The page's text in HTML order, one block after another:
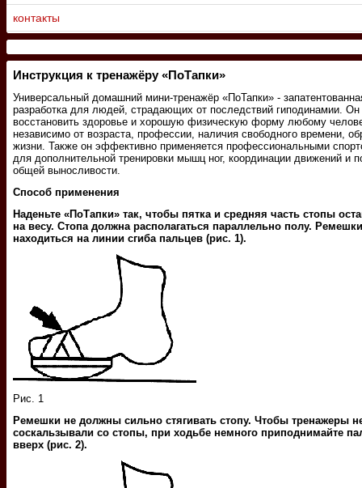
контакты
Инструкция к тренажёру «ПоТапки»
Универсальный домашний мини-тренажёр «ПоТапки» -
разработка для людей, страдающих от последствий гиподинамии. Он
восстановить здоровье и хорошую физическую форму любому
независимо от возраста, профессии, наличия свободного времени,
жизни. Также он эффективно применяется профессиональными
для дополнительной тренировки мышц ног, координации движений и
общей выносливости.
Способ применения
Наденьте «ПоТапки» так, чтобы пятка и средняя часть стопы
на весу. Стопа должна располагаться параллельно полу.
находиться на линии сгиба пальцев (рис. 1).
Рис. 1
Ремешки не должны сильно стягивать стопу. Чтобы тренажеры
соскальзывали со стопы, при ходьбе немного приподнимайте
вверх (рис. 2).